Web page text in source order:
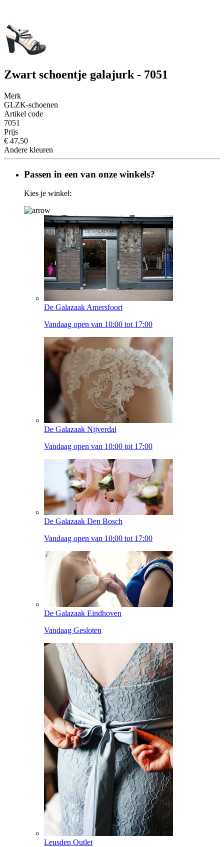
Zwart schoentje galajurk - 7051
Merk
GLZK-schoenen
Artikel code
7051
Prijs
€ 47,50
Andere kleuren
Passen in een van onze winkels?
Kies je winkel:
De Galazaak Amersfoort
Vandaag open van 10:00 tot 17:00
De Galazaak Nijverdal
Vandaag open van 10:00 tot 17:00
De Galazaak Den Bosch
Vandaag open van 10:00 tot 17:00
De Galazaak Eindhoven
Vandaag Gesloten
Leusden Outlet